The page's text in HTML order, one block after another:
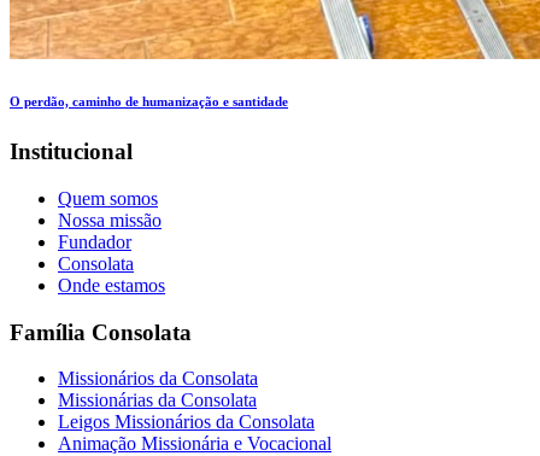
O perdão, caminho de humanização e santidade
Institucional
Quem somos
Nossa missão
Fundador
Consolata
Onde estamos
Família Consolata
Missionários da Consolata
Missionárias da Consolata
Leigos Missionários da Consolata
Animação Missionária e Vocacional